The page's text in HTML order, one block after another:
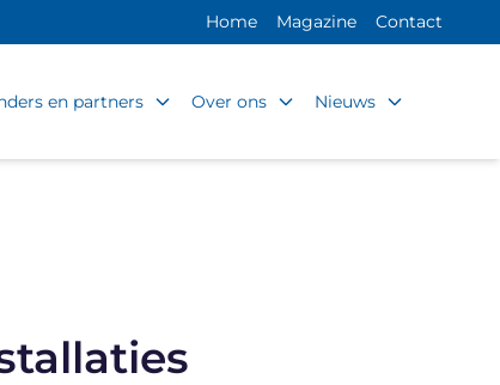
Home Magazine Contact
en partners Over ons Nieuws